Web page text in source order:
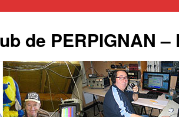
de PERPIGNAN –